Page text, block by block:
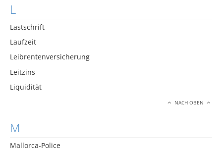
L
Lastschrift
Laufzeit
Leibrentenversicherung
Leitzins
Liquidität
NACH OBEN
M
Mallorca-Police